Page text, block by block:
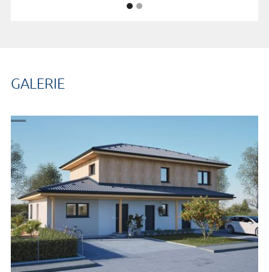
GALERIE